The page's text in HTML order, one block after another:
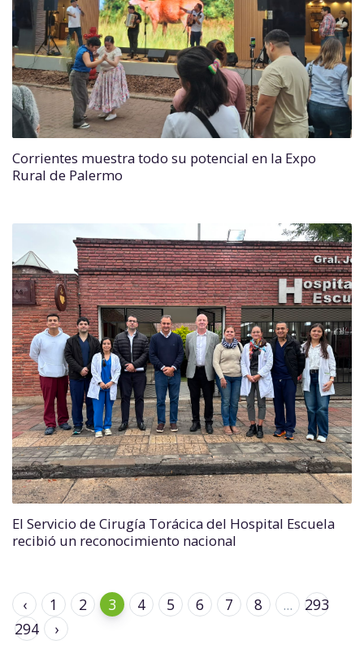
Corrientes muestra todo su potencial en la Expo
Rural de Palermo
El Servicio de Cirugía Torácica del Hospital Escuela
recibió un reconocimiento nacional
‹ 1 2 3 4 5 6 7 8 ...
293
294
›